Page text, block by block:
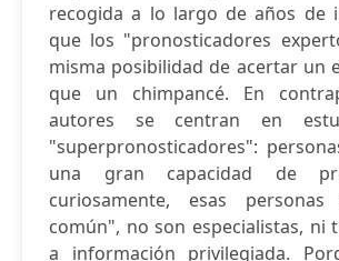
recogida a lo largo de años de
que los "pronosticadores
misma posibilidad de acertar un
que un chimpancé. En
autores se centran en
"superpronosticadores":
una gran capacidad de
curiosamente, esas
común", no son especialistas, ni
a información privilegiada.